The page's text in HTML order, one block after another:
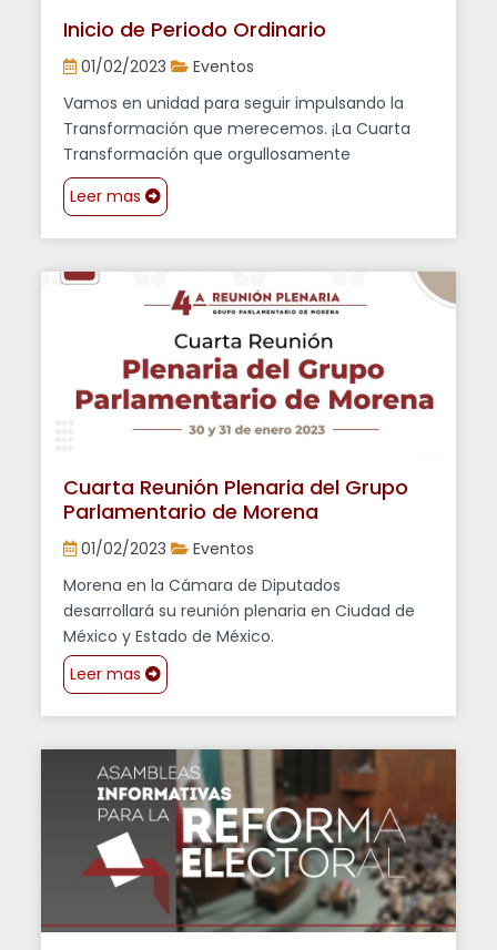
Inicio de Periodo Ordinario
01/02/2023
Eventos
Vamos en unidad para seguir impulsando la
Transformación que merecemos. ¡La Cuarta
Transformación que orgullosamente
representamos!
Leer mas
Cuarta Reunión Plenaria del Grupo
Parlamentario de Morena
01/02/2023
Eventos
Morena en la Cámara de Diputados
desarrollará su reunión plenaria en Ciudad de
México y Estado de México.
Leer mas